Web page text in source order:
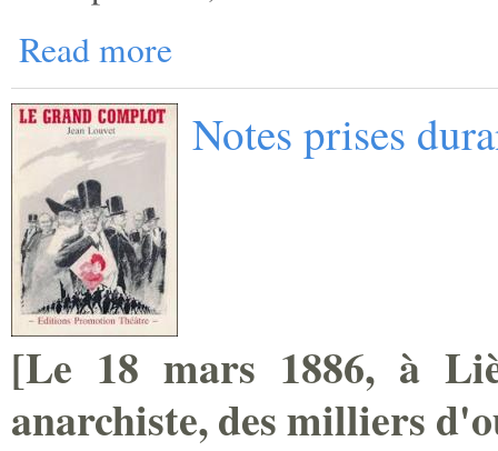
Read more
Notes prises
[Le 18 mars 1886, à
anarchiste, des milliers